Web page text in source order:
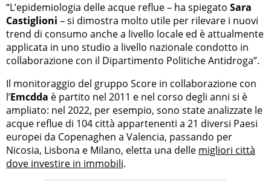
“L’epidemiologia delle acque reflue – ha spiegato Sara
Castiglioni – si dimostra molto utile per rilevare i nuovi
trend di consumo anche a livello locale ed è attualmente
applicata in uno studio a livello nazionale condotto in
collaborazione con il Dipartimento Politiche Antidroga”.
Il monitoraggio del gruppo Score in collaborazione con
l’Emcdda è partito nel 2011 e nel corso degli anni si è
ampliato: nel 2022, per esempio, sono state analizzate le
acque reflue di 104 città appartenenti a 21 diversi Paesi
europei da Copenaghen a Valencia, passando per
Nicosia, Lisbona e Milano, eletta una delle migliori città
dove investire in immobili.